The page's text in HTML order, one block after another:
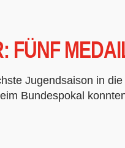
FÜNF
Jugendsaison in
Bundespokal